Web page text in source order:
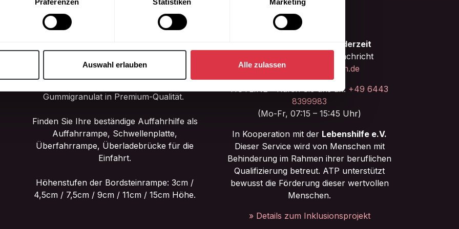
Ihre persönlichen Daten verarbeitet werden, und legen Sie Ihre Präferenzen imAbschnitt
und Anzeigen zu personalisieren, Funktionen für soziale Medien anbieten zu können
zu analysieren. Außerdem geben wir Informationen zu Ihrer Verwendung unserer
Auswahl erlauben Alle zulassen
Gummigranulat in Premium-Qualität.
Finden Sie Ihre beständige Auffahrhilfe als
Auffahrrampe, Schwellenplatte,
Überfahrrampe, Überladebrücke für die
Einfahrt.
Höhenstufen der Bordsteinrampe: 3cm /
4,5cm / 7,5cm / 9cm / 11cm / 15cm Höhe.
Kontaktieren Sie uns jederzeit
Schreiben Sie uns eine Nachricht
info@bordsteinrampen.de
HOTLINE - Rufen Sie uns an: +49 6443
8399983
(Mo-Fr, 07:15 – 15:45 Uhr)
In Kooperation mit der Lebenshilfe e.V.
Dieser Service wird von Menschen mit
Behinderung im Rahmen ihrer beruflichen
Qualifizierung betreut. ATP unterstützt
bewusst die Förderung dieser wertvollen
Menschen.
» Details zum Inklusionsprojekt